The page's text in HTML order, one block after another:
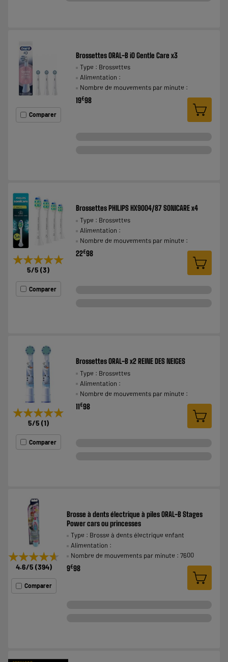
Comparer
Brossettes ORAL-B iO Gentle Care x3
Type : Brossettes
Alimentation :
Nombre de mouvements par minute :
19€98
★★★★★
★★★★★
5/5 (3)
Comparer
Brossettes PHILIPS HX9004/87 SONICARE x4
Type : Brossettes
Alimentation :
Nombre de mouvements par minute :
22€98
★★★★★
★★★★★
5/5 (1)
Comparer
Brossettes ORAL-B x2 REINE DES NEIGES
Type : Brossettes
Alimentation :
Nombre de mouvements par minute :
11€98
★★★★★
★★★★★
4.6/5 (394)
Comparer
Brosse à dents électrique à piles ORAL-B Stages
Power cars ou princesses
Type : Brosse à dents électrique enfant
Alimentation :
Nombre de mouvements par minute : 7600
9€98